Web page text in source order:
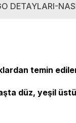
DETAYLARI-
temin
düz, yeşil